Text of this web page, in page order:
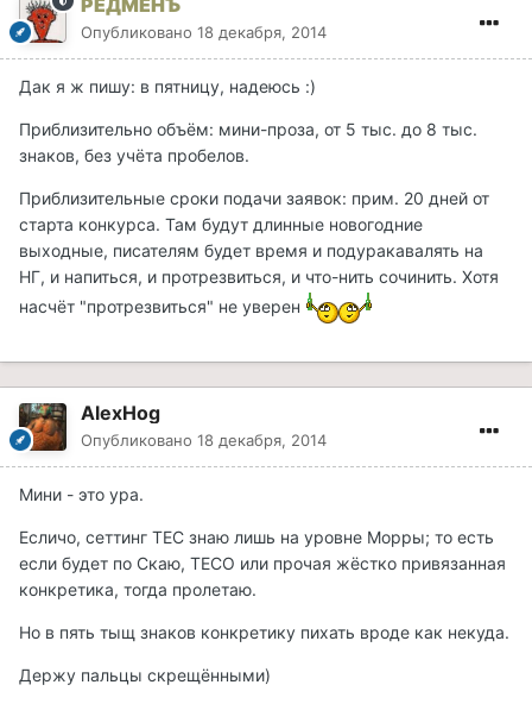
Опубликовано 18 декабря, 2014
Дак я ж пишу: в пятницу, надеюсь :)
Приблизительно объём: мини-проза, от 5 тыс. до 8 тыс.
знаков, без учёта пробелов.
Приблизительные сроки подачи заявок: прим. 20 дней от
старта конкурса. Там будут длинные новогодние
выходные, писателям будет время и подуракавалять на
НГ, и напиться, и протрезвиться, и что-нить сочинить. Хотя
насчёт "протрезвиться" не уверен
AlexHog
Опубликовано 18 декабря, 2014
Мини - это ура.
Есличо, сеттинг ТЕС знаю лишь на уровне Морры; то есть
если будет по Скаю, ТЕСО или прочая жёстко привязанная
конкретика, тогда пролетаю.
Но в пять тыщ знаков конкретику пихать вроде как некуда.
Держу пальцы скрещёнными)